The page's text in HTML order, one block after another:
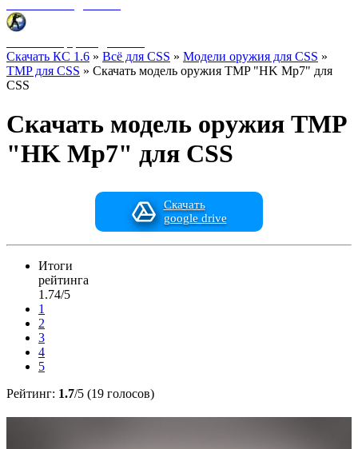
Скачать КС 1.6 » Всё для CSS » Модели оружия для CSS »
TMP для CSS » Скачать модель оружия TMP "HK Mp7" для
CSS
Скачать модель оружия TMP
"HK Mp7" для CSS
Скачать
google drive
Итоги
рейтинга
1.74/5
1
2
3
4
5
Рейтинг: 1.7/5 (19 голосов)